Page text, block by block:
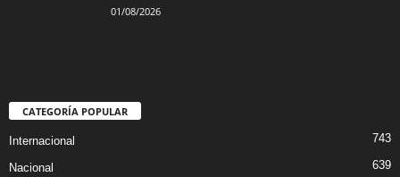
01/08/2026
CATEGORÍA POPULAR
Internacional 743
Nacional 639